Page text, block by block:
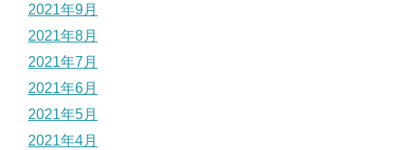
2021年9月
2021年8月
2021年7月
2021年6月
2021年5月
2021年4月